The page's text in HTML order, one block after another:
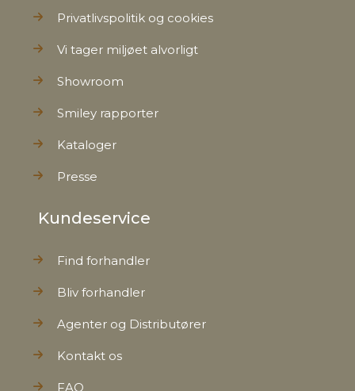
Privatlivspolitik og cookies
Vi tager miljøet alvorligt
Showroom
Smiley rapporter
Kataloger
Presse
Kundeservice
Find forhandler
Bliv forhandler
Agenter og Distributører
Kontakt os
FAQ